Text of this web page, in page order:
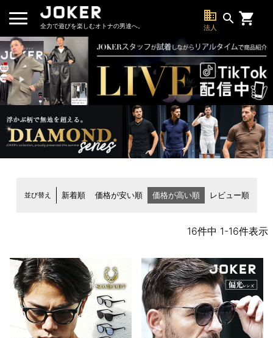
全力で遊びを楽しむオトナの男達へ。
business
法人
search
並び替え 新着順 価格が安い順 価格が高い順 レビュー順
16件中 1-16件表示